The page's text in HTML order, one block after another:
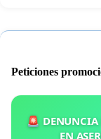
Peticiones
🚨 DENUNCIA
EN